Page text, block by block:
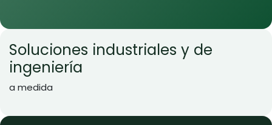
Soluciones industriales y de
ingeniería
a medida